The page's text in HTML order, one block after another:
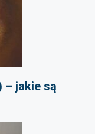
– jakie są